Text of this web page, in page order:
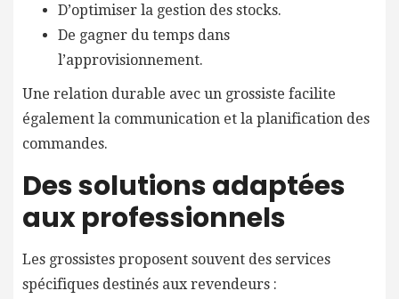
D’optimiser la gestion des stocks.
De gagner du temps dans
l’approvisionnement.
Une relation durable avec un grossiste facilite
également la communication et la planification des
commandes.
Des solutions adaptées
aux professionnels
Les grossistes proposent souvent des services
spécifiques destinés aux revendeurs :